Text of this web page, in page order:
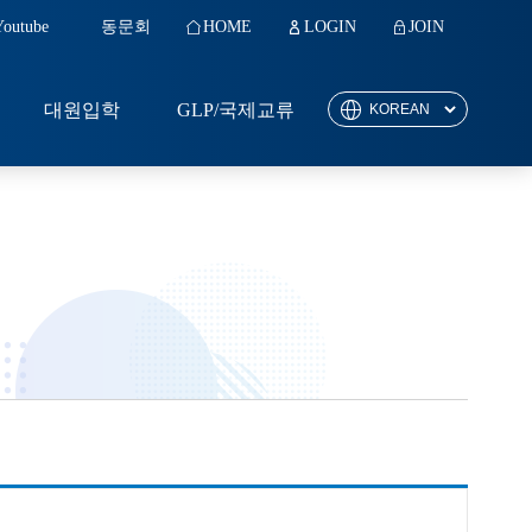
동문회 HOME LOGIN JOIN
대원입학 GLP/국제교류